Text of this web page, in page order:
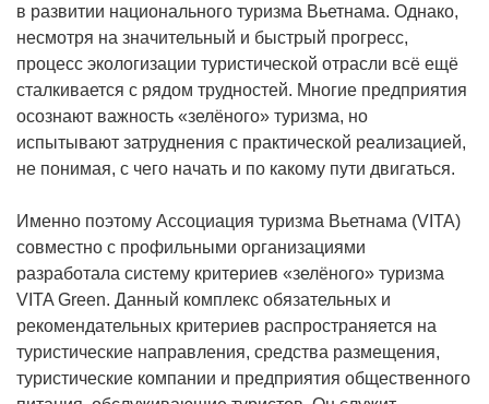
в развитии национального туризма Вьетнама. Однако,
несмотря на значительный и быстрый прогресс,
процесс экологизации туристической отрасли всё ещё
сталкивается с рядом трудностей. Многие предприятия
осознают важность «зелёного» туризма, но
испытывают затруднения с практической реализацией,
не понимая, с чего начать и по какому пути двигаться.
Именно поэтому Ассоциация туризма Вьетнама (VITA)
совместно с профильными организациями
разработала систему критериев «зелёного» туризма
VITA Green. Данный комплекс обязательных и
рекомендательных критериев распространяется на
туристические направления, средства размещения,
туристические компании и предприятия общественного